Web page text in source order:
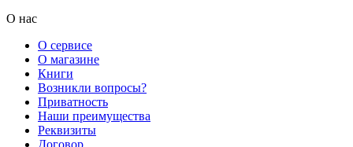
О нас
О сервисе
О магазине
Книги
Возникли вопросы?
Приватность
Наши преимущества
Реквизиты